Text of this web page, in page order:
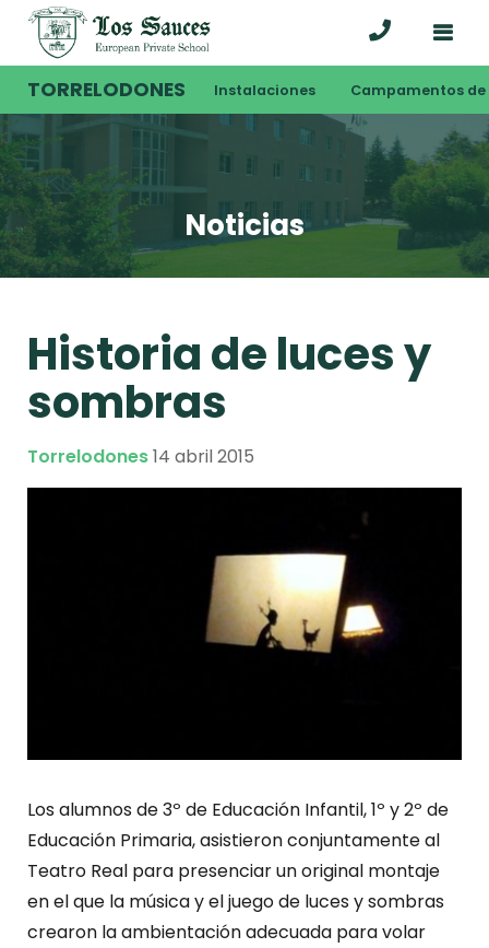
TORRELODONES Instalaciones Campamentos de
Noticias
Historia de luces y
sombras
Torrelodones14 abril 2015
Los alumnos de 3º de Educación Infantil, 1º y 2º de
Educación Primaria, asistieron conjuntamente al
Teatro Real para presenciar un original montaje
en el que la música y el juego de luces y sombras
crearon la ambientación adecuada para volar